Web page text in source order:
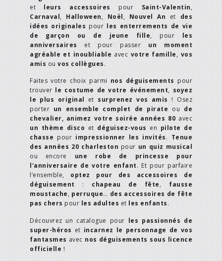
et leurs accessoires pour Saint-Valentin,
Carnaval, Halloween, Noël, Nouvel An et des
idées originales pour les enterrements de vie
de garçon ou de jeune fille, pour les
anniversaires et pour passer un moment
agréable et inoubliable avec votre famille, vos
amis ou vos collègues.
Faites votre choix parmi nos déguisements pour
trouver le costume de votre événement, soyez
le plus original et surprenez vos amis ! Osez
porter un ensemble complet de pirate ou de
chevalier, animez votre soirée années 80 avec
un thème disco et déguisez-vous en pilote de
chasse pour impressionner les invités. Tenue
des années 20 charleston pour un quiz musical
ou encore une robe de princesse pour
l'anniversaire de votre enfant. Et pour parfaire
l’ensemble, optez pour des accessoires de
déguisement : chapeau de fête, fausse
moustache, perruque… des accessoires de fête
pas chers pour les adultes et les enfants.
Découvrez un catalogue pour les passionnés de
super-héros et incarnez le personnage de vos
fantasmes avec nos déguisements sous licence
officielle !